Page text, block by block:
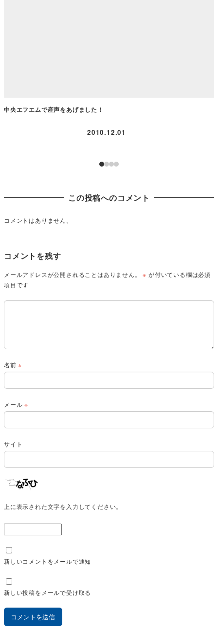
中央エフエムで産声をあげました！
2010.12.01
この投稿へのコメント
コメントはありません。
コメントを残す
メールアドレスが公開されることはありません。 ※ が付いている欄は必須
項目です
名前※
メール※
サイト
上に表示された文字を入力してください。
新しいコメントをメールで通知
新しい投稿をメールで受け取る